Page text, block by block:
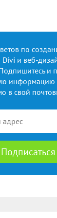
по
и веб-
и
информацию
в свой
Подписаться